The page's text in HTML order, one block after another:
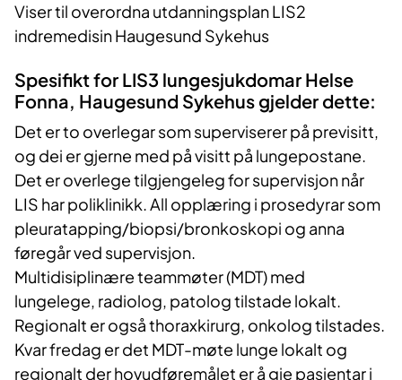
Viser til overordna utdanningsplan LIS2
indremedisin Haugesund Sykehus
Spesifikt for LIS3 lungesjukdomar Helse
Fonna, Haugesund Sykehus gjelder dette:
Det er to overlegar som superviserer på previsitt,
og dei er gjerne med på visitt på lungepostane.
Det er overlege tilgjengeleg for supervisjon når
LIS har poliklinikk. All opplæring i prosedyrar som
pleuratapping/biopsi/bronkoskopi og anna
føregår ved supervisjon.
Multidisiplinære teammøter (MDT) med
lungelege, radiolog, patolog tilstade lokalt.
Regionalt er også thoraxkirurg, onkolog tilstades.
Kvar fredag er det MDT-møte lunge lokalt og
regionalt der hovudføremålet er å gje pasientar i